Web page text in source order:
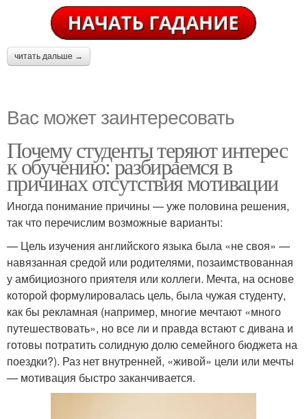
читать дальше →
Вас может заинтересовать
Почему студенты теряют интерес
к обучению: разбираемся в
причинах отсутствия мотивации
Иногда понимание причины — уже половина решения,
так что перечислим возможные варианты:
— Цель изучения английского языка была «не своя» —
навязанная средой или родителями, позаимствованная
у амбициозного приятеля или коллеги. Мечта, на основе
которой формулировалась цель, была чужая студенту,
как бы рекламная (например, многие мечтают «много
путешествовать», но все ли и правда встают с дивана и
готовы потратить солидную долю семейного бюджета на
поездки?). Раз нет внутренней, «живой» цели или мечты
— мотивация быстро заканчивается.